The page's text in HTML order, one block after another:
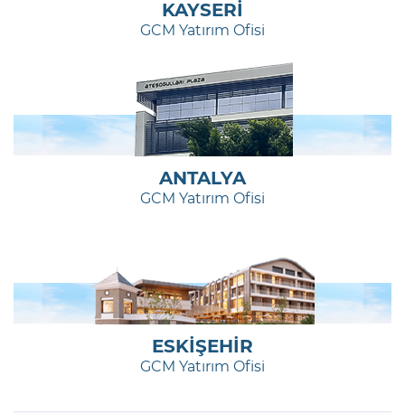
KAYSERİ
GCM Yatırım Ofisi
ANTALYA
GCM Yatırım Ofisi
ESKİŞEHİR
GCM Yatırım Ofisi